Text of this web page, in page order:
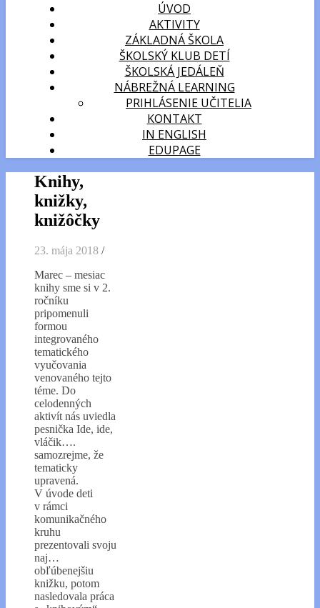
ÚVOD
AKTIVITY
ZÁKLADNÁ ŠKOLA
ŠKOLSKÝ KLUB DETÍ
ŠKOLSKÁ JEDÁLEŇ
NÁBREŽNÁ LEARNING
PRIHLÁSENIE UČITELIA
KONTAKT
IN ENGLISH
EDUPAGE
Knihy,
knižky,
knižôčky
23. mája 2018 /
Marec – mesiac
knihy sme si v 2.
ročníku
pripomenuli
formou
integrovaného
tematického
vyučovania
venovaného tejto
téme. Do
celodenných
aktivít nás uviedla
pesnička Ide, ide,
vláčik….
samozrejme, že
tematicky
upravená.
V úvode deti
v rámci
komunikačného
kruhu
prezentovali svoju
naj…
obľúbenejšiu
knižku, potom
nasledovala práca